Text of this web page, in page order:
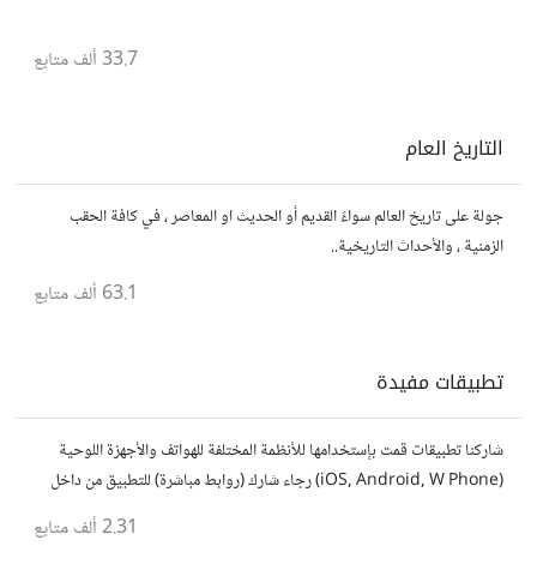
33.7 ألف متابع
التاريخ العام
جولة على تاريخ العالم سواءً القديم أو الحديث او المعاصر ، في كافة الحقب
الزمنية ، والأحداث التاريخية..
63.1 ألف متابع
تطبيقات مفيدة
شاركنا تطبيقات قمت بإستخدامها للأنظمة المختلفة للهواتف والأجهزة اللوحية
(iOS, Android, W Phone) رجاء شارك (روابط مباشرة) للتطبيق من داخل
المتجر..إلا في حالة وجود عدة تطبيقات أو شرح مطول شاركها كموضوع
2.31 ألف متابع